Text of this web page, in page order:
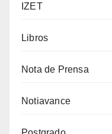
IZET
Libros
Nota de Prensa
Notiavance